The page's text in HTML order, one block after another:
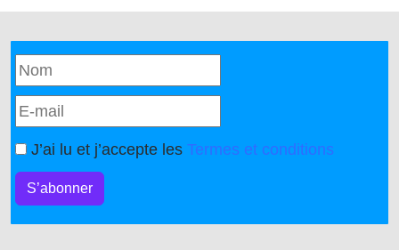
J’ai lu et j’accepte les Termes et conditions
S’abonner